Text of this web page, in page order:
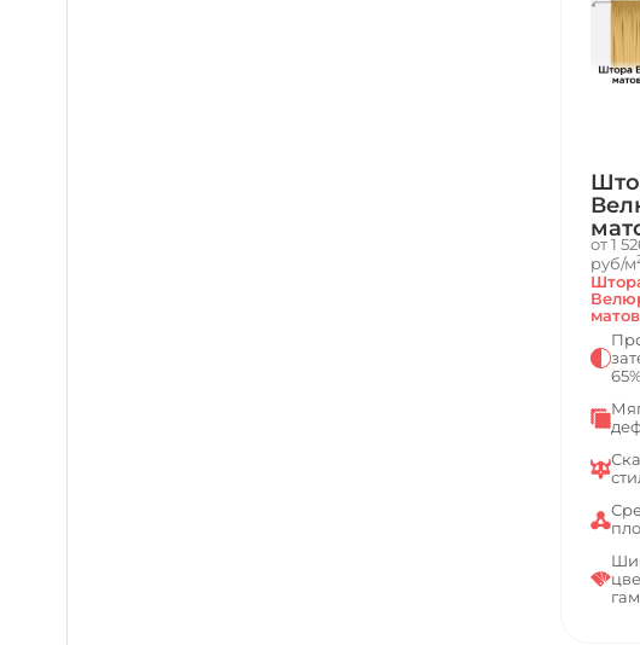
от 1
руб/м